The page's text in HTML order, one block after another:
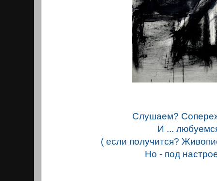
Слушаем?
И ...
( если получится?
Но - под